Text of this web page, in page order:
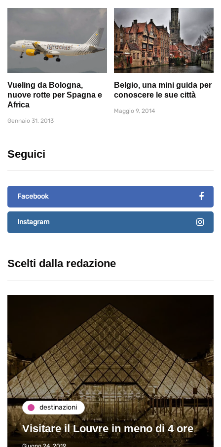
Vueling da Bologna,
nuove rotte per Spagna e
Africa
Gennaio 31, 2013
Belgio, una mini guida per
conoscere le sue città
Maggio 9, 2014
Seguici
Facebook
Instagram
Scelti dalla redazione
destinazioni
Visitare il Louvre in meno di 4 ore